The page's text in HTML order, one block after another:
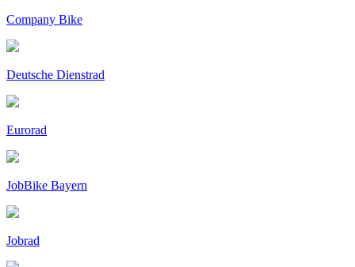
Company Bike
Deutsche Dienstrad
Eurorad
JobBike Bayern
Jobrad